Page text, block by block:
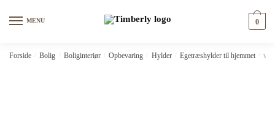
MENU 0
Forside Bolig Boliginteriør Opbevaring Hylder Egetræshylder til hjemmet